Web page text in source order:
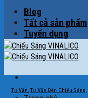
Blog
Tất cả sản phẩm
Tuyển dụng
Tư Vấn ,Tư Vấn Đèn Chiếu Sáng